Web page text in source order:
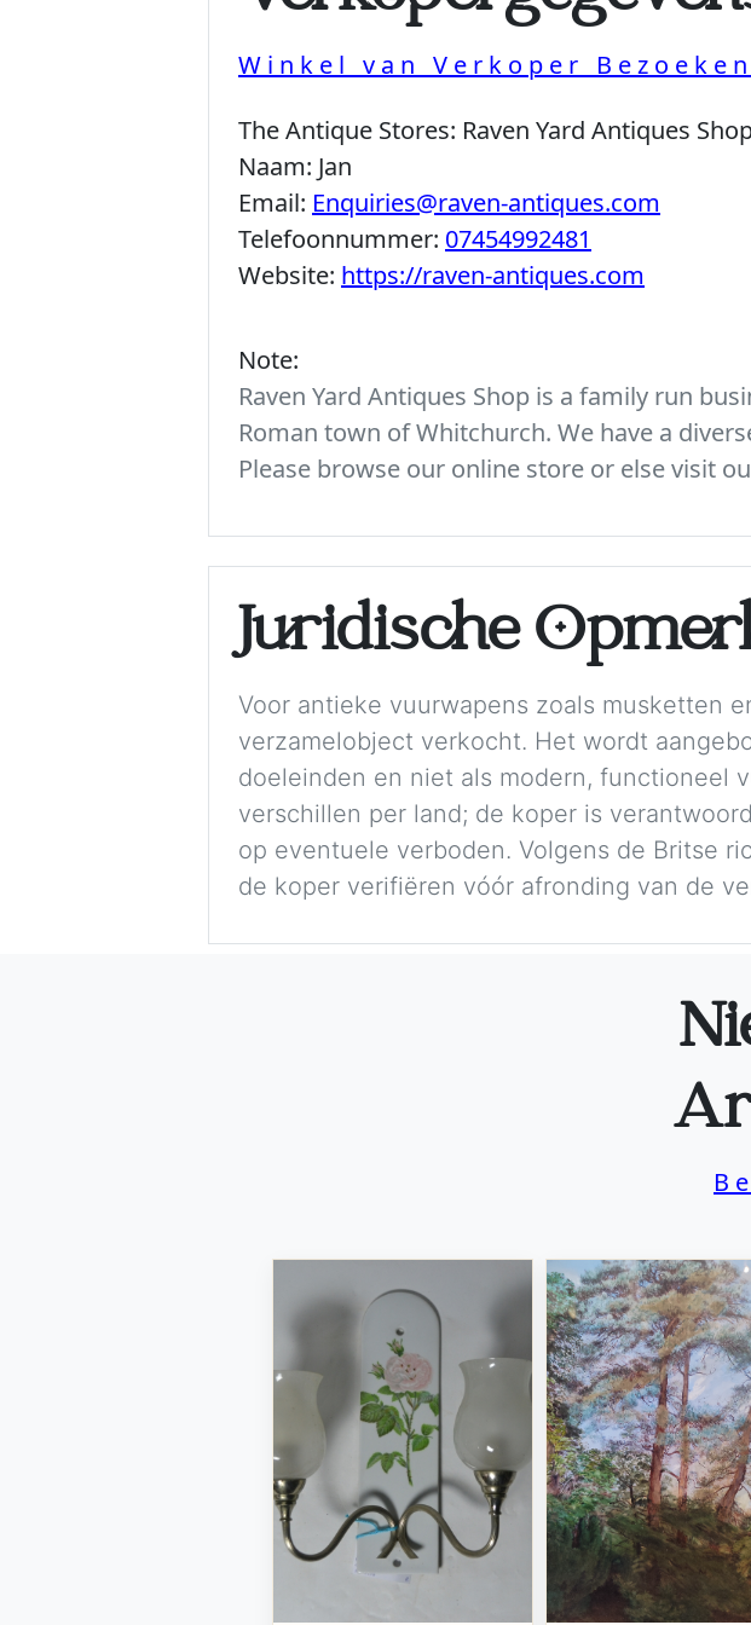
Winkel van Verkoper Bezoeken
The Antique Stores: Raven Yard Antiques
Naam: Jan
Email: Enquiries@raven-antiques.com
Telefoonnummer: 07454992481
Website: https://raven-antiques.com
Note:
Raven Yard Antiques Shop is a family run
Roman town of Whitchurch. We have a
Please browse our online store or else visit
Juridische
Voor antieke vuurwapens zoals musketten
verzamelobject verkocht. Het wordt
doeleinden en niet als modern, functioneel
verschillen per land; de koper is
op eventuele verboden. Volgens de Britse
de koper verifiëren vóór afronding van de